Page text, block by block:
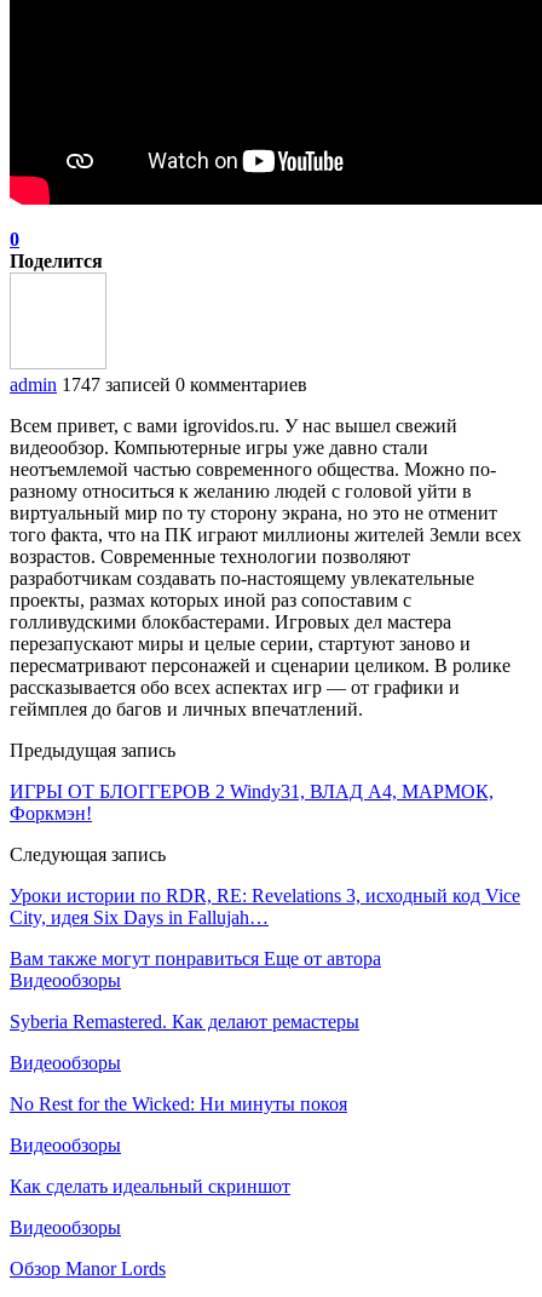
0
Поделится
admin 1747 записей 0 комментариев
Всем привет, с вами igrovidos.ru. У нас вышел свежий
видеообзор. Компьютерные игры уже давно стали
неотъемлемой частью современного общества. Можно по-
разному относиться к желанию людей с головой уйти в
виртуальный мир по ту сторону экрана, но это не отменит
того факта, что на ПК играют миллионы жителей Земли всех
возрастов. Современные технологии позволяют
разработчикам создавать по-настоящему увлекательные
проекты, размах которых иной раз сопоставим с
голливудскими блокбастерами. Игровых дел мастера
перезапускают миры и целые серии, стартуют заново и
пересматривают персонажей и сценарии целиком. В ролике
рассказывается обо всех аспектах игр — от графики и
геймплея до багов и личных впечатлений.
Предыдущая запись
ИГРЫ ОТ БЛОГГЕРОВ 2 Windy31, ВЛАД A4, МАРМОК,
Форкмэн!
Следующая запись
Уроки истории по RDR, RE: Revelations 3, исходный код Vice
City, идея Six Days in Fallujah…
Вам также могут понравиться Еще от автора
Видеообзоры
Syberia Remastered. Как делают ремастеры
Видеообзоры
No Rest for the Wicked: Ни минуты покоя
Видеообзоры
Как сделать идеальный скриншот
Видеообзоры
Обзор Manor Lords